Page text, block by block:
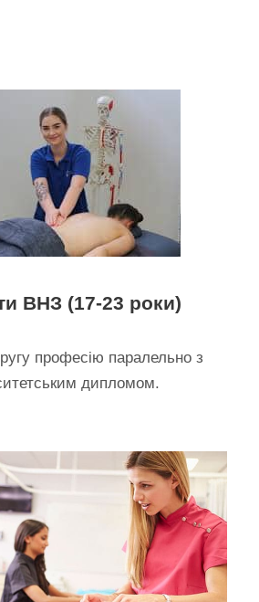
ВНЗ (17-23 роки)
професію паралельно з
дипломом.